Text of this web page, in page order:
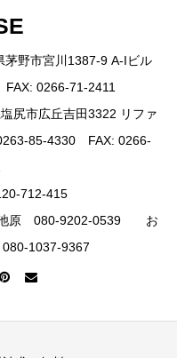
野市宮川1387-9 A-Iビル
0266-71-2411
尻市広丘吉田3322 リファ
85-4330 FAX: 0266-
712-415
池原 080-9202-0539 お
1037-9367